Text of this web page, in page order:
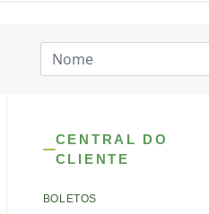
CENTRAL DO
CLIENTE
BOLETOS